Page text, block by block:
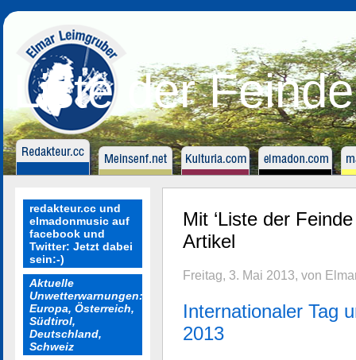
Liste der
redakteur.cc und
elmadonmusic auf
facebook und
Twitter: Jetzt dabei
sein:-)
Aktuelle
Unwetterwarnungen:
Europa, Österreich,
Südtirol,
Deutschland,
Schweiz
Mit ‘Liste der
Artikel
Freitag, 3. Mai 2013, von
Internationaler Tag
2013